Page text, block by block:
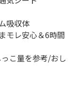
吸収体
モレ安心＆6時間
こ量を参考/おし